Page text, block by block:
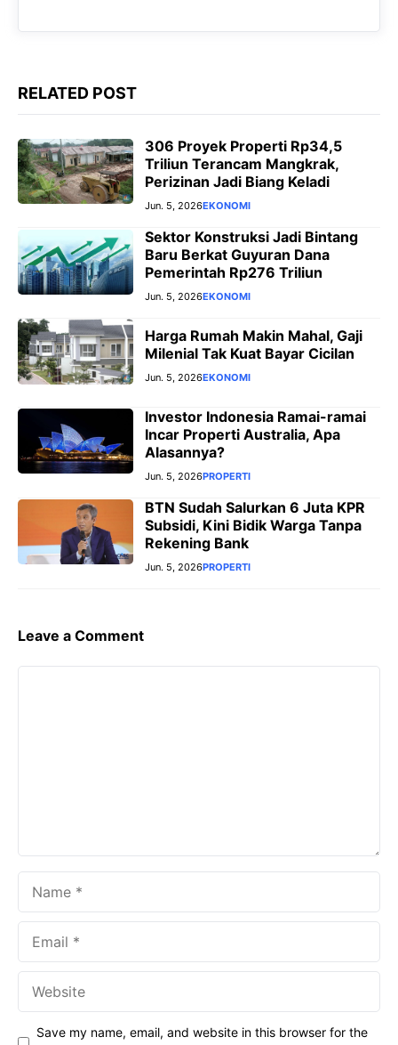
RELATED POST
306 Proyek Properti Rp34,5
Triliun Terancam Mangkrak,
Perizinan Jadi Biang Keladi
Jun. 5, 2026EKONOMI
Sektor Konstruksi Jadi Bintang
Baru Berkat Guyuran Dana
Pemerintah Rp276 Triliun
Jun. 5, 2026EKONOMI
Harga Rumah Makin Mahal, Gaji
Milenial Tak Kuat Bayar Cicilan
Jun. 5, 2026EKONOMI
Investor Indonesia Ramai-ramai
Incar Properti Australia, Apa
Alasannya?
Jun. 5, 2026PROPERTI
BTN Sudah Salurkan 6 Juta KPR
Subsidi, Kini Bidik Warga Tanpa
Rekening Bank
Jun. 5, 2026PROPERTI
Leave a Comment
Save my name, email, and website in this browser for the